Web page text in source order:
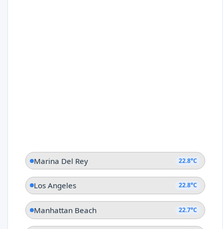
Marina Del Rey 22.8°C
Los Angeles 22.8°C
Manhattan Beach 22.7°C